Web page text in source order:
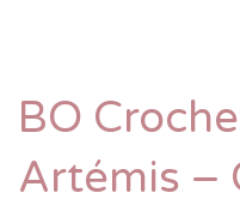
BO
Artémis –